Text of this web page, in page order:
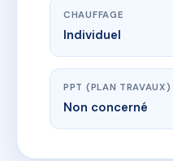
CHAUFFAGE
Individuel
PPT (PLAN TRAVAUX)
Non concerné